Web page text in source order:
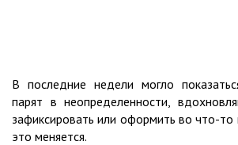
В последние недели могло
парят в неопределенности,
зафиксировать или оформить во что-то
это меняется.